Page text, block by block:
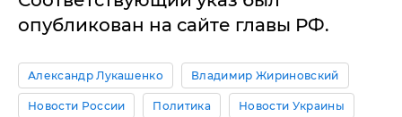
опубликован на сайте главы РФ.
Александр Лукашенко Владимир Жириновский
Новости России Политика Новости Украины